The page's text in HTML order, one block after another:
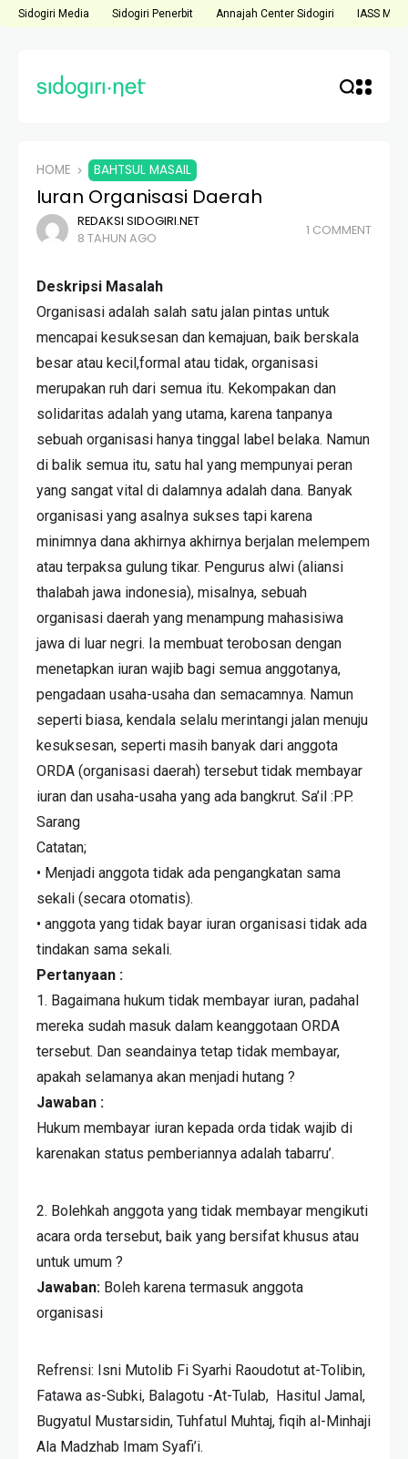
Sidogiri Media Sidogiri Penerbit Annajah Center Sidogiri IASS
HOME BAHTSUL MASAIL
Iuran Organisasi Daerah
REDAKSI SIDOGIRI.NET
8 TAHUN AGO
1 COMMENT
Deskripsi Masalah
Organisasi adalah salah satu jalan pintas untuk
mencapai kesuksesan dan kemajuan, baik berskala
besar atau kecil,formal atau tidak, organisasi
merupakan ruh dari semua itu. Kekompakan dan
solidaritas adalah yang utama, karena tanpanya
sebuah organisasi hanya tinggal label belaka. Namun
di balik semua itu, satu hal yang mempunyai peran
yang sangat vital di dalamnya adalah dana. Banyak
organisasi yang asalnya sukses tapi karena
minimnya dana akhirnya akhirnya berjalan melempem
atau terpaksa gulung tikar. Pengurus alwi (aliansi
thalabah jawa indonesia), misalnya, sebuah
organisasi daerah yang menampung mahasisiwa
jawa di luar negri. Ia membuat terobosan dengan
menetapkan iuran wajib bagi semua anggotanya,
pengadaan usaha-usaha dan semacamnya. Namun
seperti biasa, kendala selalu merintangi jalan menuju
kesuksesan, seperti masih banyak dari anggota
ORDA (organisasi daerah) tersebut tidak membayar
iuran dan usaha-usaha yang ada bangkrut. Sa’il :PP.
Sarang
Catatan;
• Menjadi anggota tidak ada pengangkatan sama
sekali (secara otomatis).
• anggota yang tidak bayar iuran organisasi tidak ada
tindakan sama sekali.
Pertanyaan :
1. Bagaimana hukum tidak membayar iuran, padahal
mereka sudah masuk dalam keanggotaan ORDA
tersebut. Dan seandainya tetap tidak membayar,
apakah selamanya akan menjadi hutang ?
Jawaban :
Hukum membayar iuran kepada orda tidak wajib di
karenakan status pemberiannya adalah tabarru’.
2. Bolehkah anggota yang tidak membayar mengikuti
acara orda tersebut, baik yang bersifat khusus atau
untuk umum ?
Jawaban: Boleh karena termasuk anggota
organisasi
Refrensi: Isni Mutolib Fi Syarhi Raoudotut at-Tolibin,
Fatawa as-Subki, Balagotu -At-Tulab, Hasitul Jamal,
Bugyatul Mustarsidin, Tuhfatul Muhtaj, fiqih al-Minhaji
Ala Madzhab Imam Syafi’i.